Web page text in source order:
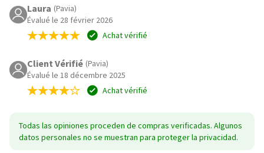
Laura (Pavia)
Évalué le 28 février 2026
Achat vérifié
Client Vérifié (Pavia)
Évalué le 18 décembre 2025
Achat vérifié
Todas las opiniones proceden de compras verificadas. Algunos
datos personales no se muestran para proteger la privacidad.